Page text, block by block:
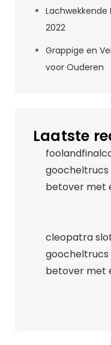
Lachwekkende
2022
Grappige en
voor Ouderen
Laatste
goocheltrucs
betover met
cleopatra
goocheltrucs
betover met